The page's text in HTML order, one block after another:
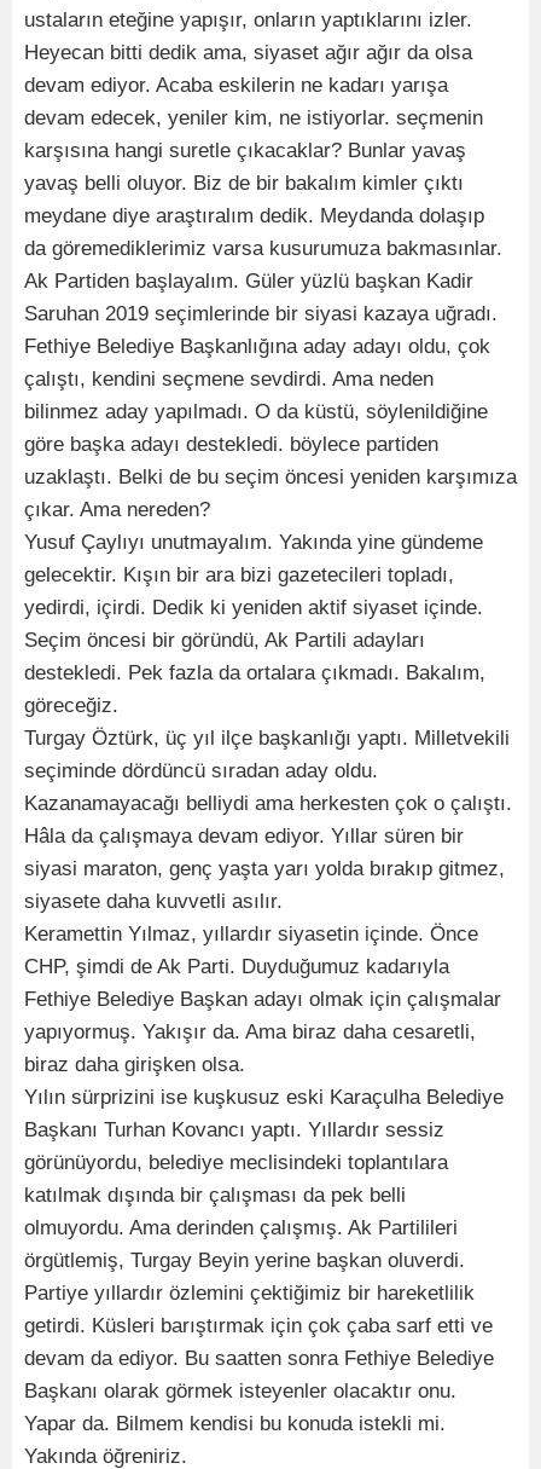
ustaların eteğine yapışır, onların yaptıklarını izler.
Heyecan bitti dedik ama, siyaset ağır ağır da olsa
devam ediyor. Acaba eskilerin ne kadarı yarışa
devam edecek, yeniler kim, ne istiyorlar. seçmenin
karşısına hangi suretle çıkacaklar? Bunlar yavaş
yavaş belli oluyor. Biz de bir bakalım kimler çıktı
meydane diye araştıralım dedik. Meydanda dolaşıp
da göremediklerimiz varsa kusurumuza bakmasınlar.
Ak Partiden başlayalım. Güler yüzlü başkan Kadir
Saruhan 2019 seçimlerinde bir siyasi kazaya uğradı.
Fethiye Belediye Başkanlığına aday adayı oldu, çok
çalıştı, kendini seçmene sevdirdi. Ama neden
bilinmez aday yapılmadı. O da küstü, söylenildiğine
göre başka adayı destekledi. böylece partiden
uzaklaştı. Belki de bu seçim öncesi yeniden karşımıza
çıkar. Ama nereden?
Yusuf Çaylıyı unutmayalım. Yakında yine gündeme
gelecektir. Kışın bir ara bizi gazetecileri topladı,
yedirdi, içirdi. Dedik ki yeniden aktif siyaset içinde.
Seçim öncesi bir göründü, Ak Partili adayları
destekledi. Pek fazla da ortalara çıkmadı. Bakalım,
göreceğiz.
Turgay Öztürk, üç yıl ilçe başkanlığı yaptı. Milletvekili
seçiminde dördüncü sıradan aday oldu.
Kazanamayacağı belliydi ama herkesten çok o çalıştı.
Hâla da çalışmaya devam ediyor. Yıllar süren bir
siyasi maraton, genç yaşta yarı yolda bırakıp gitmez,
siyasete daha kuvvetli asılır.
Keramettin Yılmaz, yıllardır siyasetin içinde. Önce
CHP, şimdi de Ak Parti. Duyduğumuz kadarıyla
Fethiye Belediye Başkan adayı olmak için çalışmalar
yapıyormuş. Yakışır da. Ama biraz daha cesaretli,
biraz daha girişken olsa.
Yılın sürprizini ise kuşkusuz eski Karaçulha Belediye
Başkanı Turhan Kovancı yaptı. Yıllardır sessiz
görünüyordu, belediye meclisindeki toplantılara
katılmak dışında bir çalışması da pek belli
olmuyordu. Ama derinden çalışmış. Ak Partilileri
örgütlemiş, Turgay Beyin yerine başkan oluverdi.
Partiye yıllardır özlemini çektiğimiz bir hareketlilik
getirdi. Küsleri barıştırmak için çok çaba sarf etti ve
devam da ediyor. Bu saatten sonra Fethiye Belediye
Başkanı olarak görmek isteyenler olacaktır onu.
Yapar da. Bilmem kendisi bu konuda istekli mi.
Yakında öğreniriz.